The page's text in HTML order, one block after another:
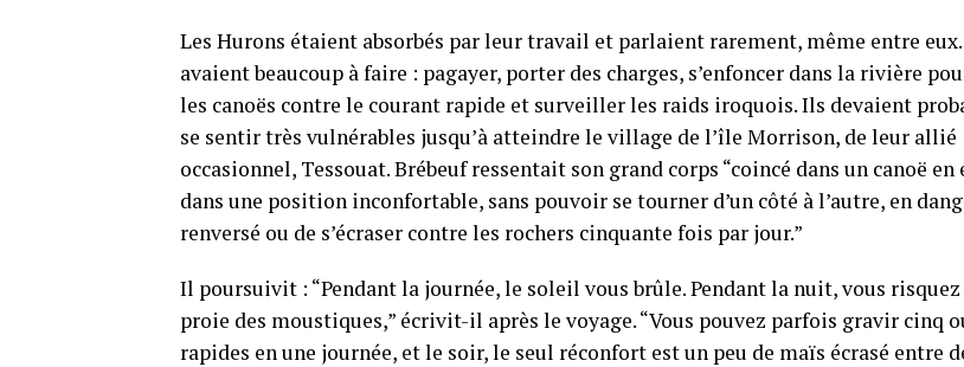
Les Hurons étaient absorbés par leur travail et parlaient rarement, même entre
avaient beaucoup à faire : pagayer, porter des charges, s’enfoncer dans la rivière
les canoës contre le courant rapide et surveiller les raids iroquois. Ils devaient
se sentir très vulnérables jusqu’à atteindre le village de l’île Morrison, de leur allié
occasionnel, Tessouat. Brébeuf ressentait son grand corps “coincé dans un canoë en
dans une position inconfortable, sans pouvoir se tourner d’un côté à l’autre, en
renversé ou de s’écraser contre les rochers cinquante fois par jour.”
Il poursuivit : “Pendant la journée, le soleil vous brûle. Pendant la nuit, vous risquez
proie des moustiques,” écrivit-il après le voyage. “Vous pouvez parfois gravir cinq
rapides en une journée, et le soir, le seul réconfort est un peu de maïs écrasé entre